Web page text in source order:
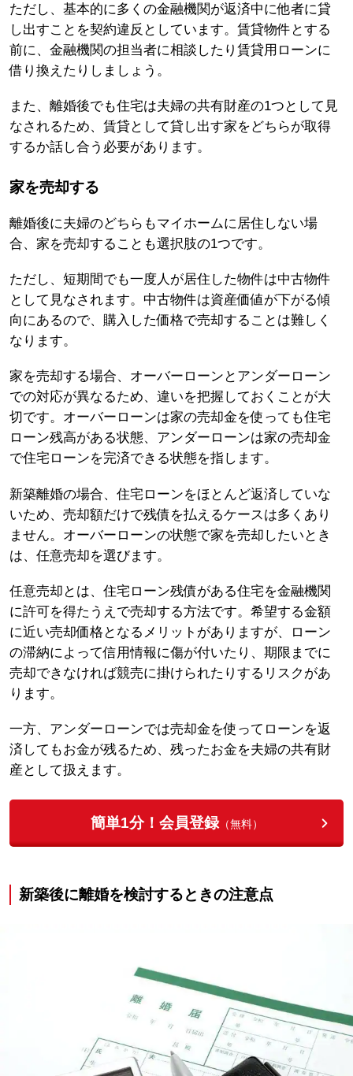
ただし、基本的に多くの金融機関が返済中に他者に貸
し出すことを契約違反としています。賃貸物件とする
前に、金融機関の担当者に相談したり賃貸用ローンに
借り換えたりしましょう。
また、離婚後でも住宅は夫婦の共有財産の1つとして見
なされるため、賃貸として貸し出す家をどちらが取得
するか話し合う必要があります。
家を売却する
離婚後に夫婦のどちらもマイホームに居住しない場
合、家を売却することも選択肢の1つです。
ただし、短期間でも一度人が居住した物件は中古物件
として見なされます。中古物件は資産価値が下がる傾
向にあるので、購入した価格で売却することは難しく
なります。
家を売却する場合、オーバーローンとアンダーローン
での対応が異なるため、違いを把握しておくことが大
切です。オーバーローンは家の売却金を使っても住宅
ローン残高がある状態、アンダーローンは家の売却金
で住宅ローンを完済できる状態を指します。
新築離婚の場合、住宅ローンをほとんど返済していな
いため、売却額だけで残債を払えるケースは多くあり
ません。オーバーローンの状態で家を売却したいとき
は、任意売却を選びます。
任意売却とは、住宅ローン残債がある住宅を金融機関
に許可を得たうえで売却する方法です。希望する金額
に近い売却価格となるメリットがありますが、ローン
の滞納によって信用情報に傷が付いたり、期限までに
売却できなければ競売に掛けられたりするリスクがあ
ります。
一方、アンダーローンでは売却金を使ってローンを返
済してもお金が残るため、残ったお金を夫婦の共有財
産として扱えます。
簡単1分！会員登録（無料）
新築後に離婚を検討するときの注意点